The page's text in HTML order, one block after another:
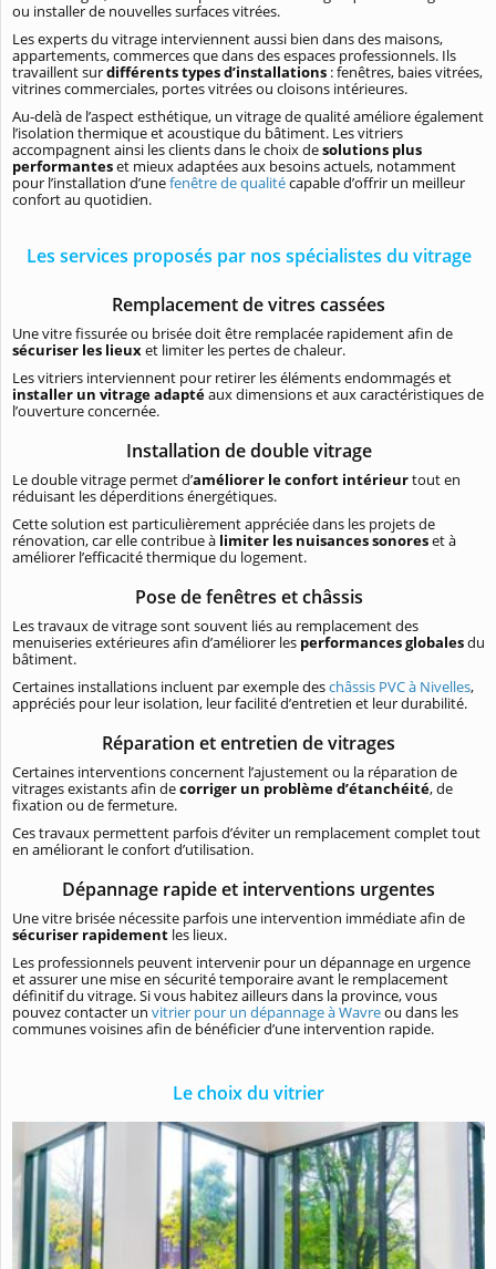
ou installer de nouvelles surfaces vitrées.
Les experts du vitrage interviennent aussi bien dans des maisons,
appartements, commerces que dans des espaces professionnels. Ils
travaillent surdifférents types d’installations : fenêtres, baies vitrées,
vitrines commerciales, portes vitrées ou cloisons intérieures.
Au-delà de l’aspect esthétique, un vitrage de qualité améliore également
l’isolation thermique et acoustique du bâtiment. Les vitriers
accompagnent ainsi les clients dans le choix desolutions plus
performanteset mieux adaptées aux besoins actuels, notamment
pour l’installation d’unefenêtre de qualitécapable d’offrir un meilleur
confort au quotidien.
Les services proposés par nos spécialistes du vitrage
Remplacement de vitres cassées
Une vitre fissurée ou brisée doit être remplacée rapidement afin de
sécuriser les lieuxet limiter les pertes de chaleur.
Les vitriers interviennent pour retirer les éléments endommagés et
installer un vitrage adaptéaux dimensions et aux caractéristiques de
l’ouverture concernée.
Installation de double vitrage
Le double vitrage permet d’améliorer le confort intérieurtout en
réduisant les déperditions énergétiques.
Cette solution est particulièrement appréciée dans les projets de
rénovation, car elle contribue à limiter les nuisances sonoreset à
améliorer l’efficacité thermique du logement.
Pose de fenêtres et châssis
Les travaux de vitrage sont souvent liés au remplacement des
menuiseries extérieures afin d’améliorer les performances globalesdu
bâtiment.
Certaines installations incluent par exemple deschâssis PVC à Nivelles,
appréciés pour leur isolation, leur facilité d’entretien et leur durabilité.
Réparation et entretien de vitrages
Certaines interventions concernent l’ajustement ou la réparation de
vitrages existants afin decorriger un problème d’étanchéité, de
fixation ou de fermeture.
Ces travaux permettent parfois d’éviter un remplacement complet tout
en améliorant le confort d’utilisation.
Dépannage rapide et interventions urgentes
Une vitre brisée nécessite parfois une intervention immédiate afin de
sécuriser rapidement les lieux.
Les professionnels peuvent intervenir pour un dépannage en urgence
et assurer une mise en sécurité temporaire avant le remplacement
définitif du vitrage. Si vous habitez ailleurs dans la province, vous
pouvez contacter un vitrier pour un dépannage à Wavreou dans les
communes voisines afin de bénéficier d’une intervention rapide.
Le choix du vitrier